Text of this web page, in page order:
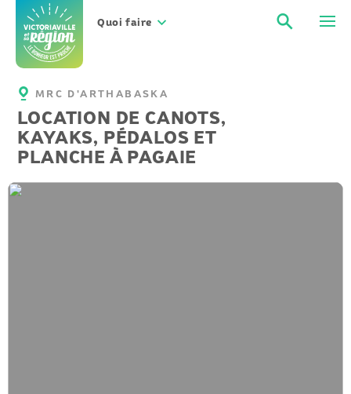
contenu
Quoi faire
MRC D'ARTHABASKA
LOCATION DE CANOTS,
KAYAKS, PÉDALOS ET
PLANCHE À PAGAIE